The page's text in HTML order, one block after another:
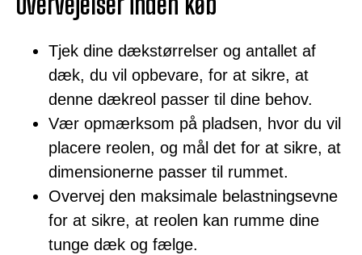
Tjek dine dækstørrelser og antallet af
dæk, du vil opbevare, for at sikre, at
denne dækreol passer til dine behov.
Vær opmærksom på pladsen, hvor du vil
placere reolen, og mål det for at sikre, at
dimensionerne passer til rummet.
Overvej den maksimale belastningsevne
for at sikre, at reolen kan rumme dine
tunge dæk og fælge.